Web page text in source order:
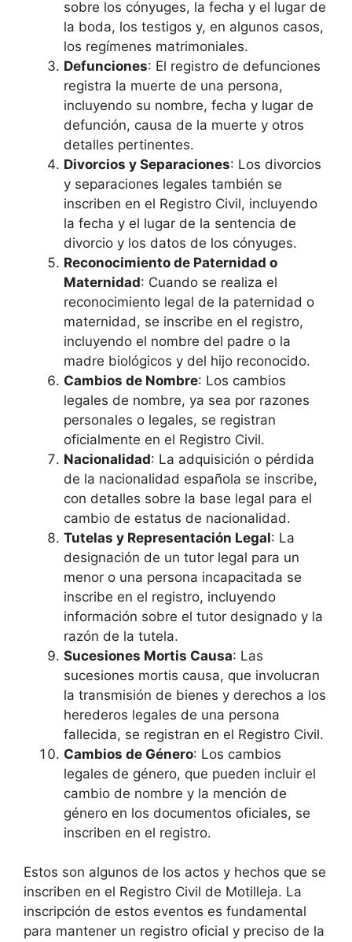
sobre los cónyuges, la fecha y el lugar de
la boda, los testigos y, en algunos casos,
los regímenes matrimoniales.
Defunciones: El registro de defunciones
registra la muerte de una persona,
incluyendo su nombre, fecha y lugar de
defunción, causa de la muerte y otros
detalles pertinentes.
Divorcios y Separaciones: Los divorcios
y separaciones legales también se
inscriben en el Registro Civil, incluyendo
la fecha y el lugar de la sentencia de
divorcio y los datos de los cónyuges.
Reconocimiento de Paternidad o
Maternidad: Cuando se realiza el
reconocimiento legal de la paternidad o
maternidad, se inscribe en el registro,
incluyendo el nombre del padre o la
madre biológicos y del hijo reconocido.
Cambios de Nombre: Los cambios
legales de nombre, ya sea por razones
personales o legales, se registran
oficialmente en el Registro Civil.
Nacionalidad: La adquisición o pérdida
de la nacionalidad española se inscribe,
con detalles sobre la base legal para el
cambio de estatus de nacionalidad.
Tutelas y Representación Legal: La
designación de un tutor legal para un
menor o una persona incapacitada se
inscribe en el registro, incluyendo
información sobre el tutor designado y la
razón de la tutela.
Sucesiones Mortis Causa: Las
sucesiones mortis causa, que involucran
la transmisión de bienes y derechos a los
herederos legales de una persona
fallecida, se registran en el Registro Civil.
Cambios de Género: Los cambios
legales de género, que pueden incluir el
cambio de nombre y la mención de
género en los documentos oficiales, se
inscriben en el registro.
Estos son algunos de los actos y hechos que se
inscriben en el Registro Civil de Motilleja. La
inscripción de estos eventos es fundamental
para mantener un registro oficial y preciso de la